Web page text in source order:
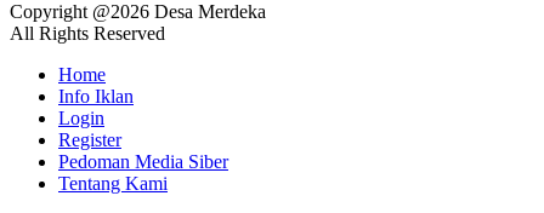
Copyright @2026 Desa Merdeka
All Rights Reserved
Home
Info Iklan
Login
Register
Pedoman Media Siber
Tentang Kami